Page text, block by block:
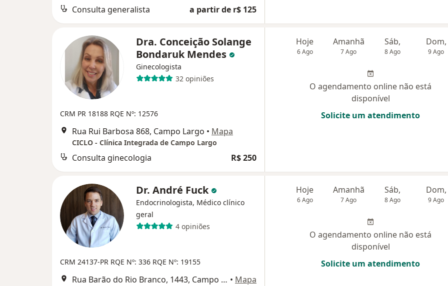
Consulta generalista a partir de r$ 125
Dra. Conceição Solange
Bondaruk Mendes
Ginecologista
32 opiniões
CRM PR 18188 RQE Nº: 12576
Rua Rui Barbosa 868, Campo Largo • Mapa
CICLO - Clínica Integrada de Campo Largo
Consulta ginecologia R$ 250
Hoje
6 Ago
Amanhã
7 Ago
Sáb,
8 Ago
Dom,
9 Ago
O agendamento online não está
disponível
Solicite um atendimento
Dr. André Fuck
Endocrinologista, Médico clínico
geral
4 opiniões
CRM 24137-PR RQE Nº: 336 RQE Nº: 19155
Rua Barão do Rio Branco, 1443, Campo Largo • Mapa
Hoje
6 Ago
Amanhã
7 Ago
Sáb,
8 Ago
Dom,
9 Ago
O agendamento online não está
disponível
Solicite um atendimento